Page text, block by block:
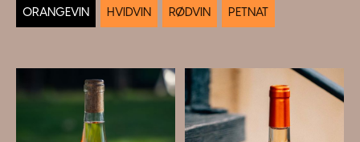
ORANGEVIN HVIDVIN RØDVIN PETNAT